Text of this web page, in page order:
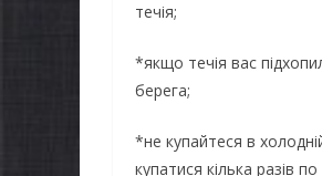
течія;
*якщо течія вас
берега;
*не купайтеся в
купатися кiлька разів